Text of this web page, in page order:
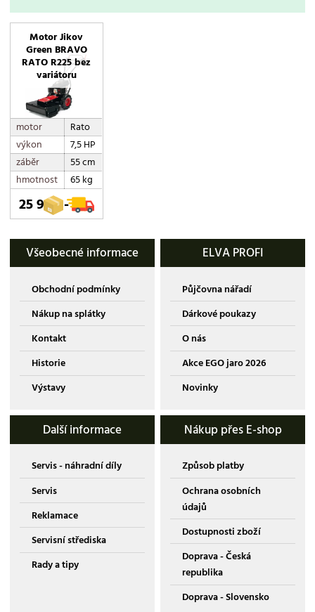
Motor Jikov
Green BRAVO
RATO R225 bez
variátoru
motor
Rato
výkon
7,5 HP
záběr
55 cm
hmotnost
65 kg
25 990,-
Všeobecné informace
Obchodní podmínky
Nákup na splátky
Kontakt
Historie
Výstavy
ELVA PROFI
Půjčovna nářadí
Dárkové poukazy
O nás
Akce EGO jaro 2026
Novinky
Další informace
Servis - náhradní díly
Servis
Reklamace
Servisní střediska
Rady a tipy
Nákup přes E-shop
Způsob platby
Ochrana osobních
údajů
Dostupnosti zboží
Doprava - Česká
republika
Doprava - Slovensko